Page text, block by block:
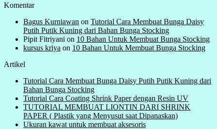
Komentar
Bagus Kurniawan on Tutorial Cara Membuat Bunga Daisy
Putih Putik Kuning dari Bahan Bunga Stocking
Pipit Fitriyani on 10 Bahan Untuk Membuat Bunga Stocking
kursus kriya on 10 Bahan Untuk Membuat Bunga Stocking
Artikel
Tutorial Cara Membuat Bunga Daisy Putih Putik Kuning dari
Bahan Bunga Stocking
Tutorial Cara Coating Shrink Paper dengan Resin UV
TUTORIAL MEMBUAT LIONTIN DARI SHRINK
PAPER ( Plastik yang Menyusut saat Dipanaskan)
Ukuran kawat untuk membuat aksesoris